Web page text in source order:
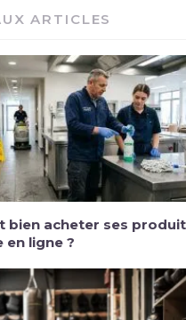
ARTICLES
bien acheter ses
en ligne ?